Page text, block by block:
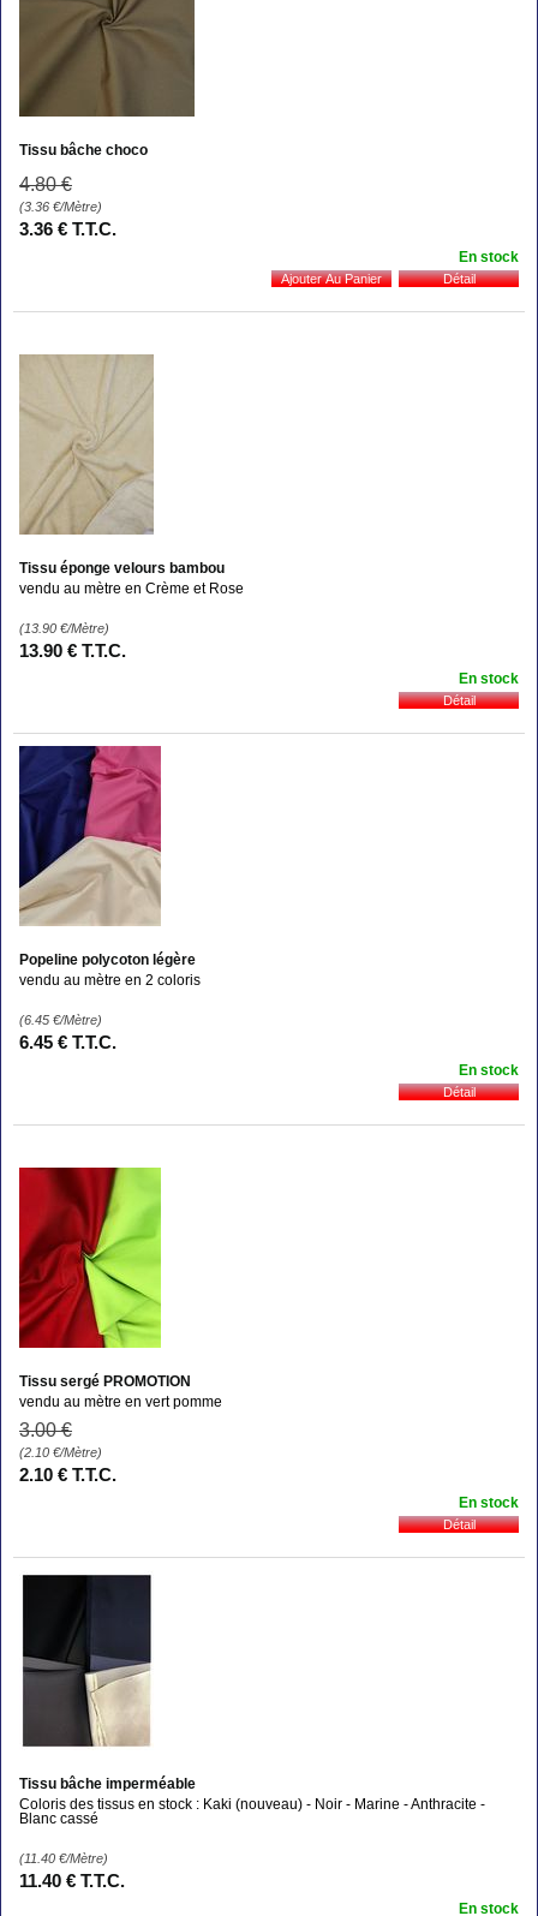
Tissu bâche choco
4.80 €
(3.36 €/Mètre)
3.36 € T.T.C.
En stock
Tissu éponge velours bambou
vendu au mètre en Crème et Rose
(13.90 €/Mètre)
13.90 € T.T.C.
En stock
Popeline polycoton légère
vendu au mètre en 2 coloris
(6.45 €/Mètre)
6.45 € T.T.C.
En stock
Tissu sergé PROMOTION
vendu au mètre en vert pomme
3.00 €
(2.10 €/Mètre)
2.10 € T.T.C.
En stock
Tissu bâche imperméable
Coloris des tissus en stock : Kaki (nouveau) - Noir - Marine - Anthracite -
Blanc cassé
(11.40 €/Mètre)
11.40 € T.T.C.
En stock